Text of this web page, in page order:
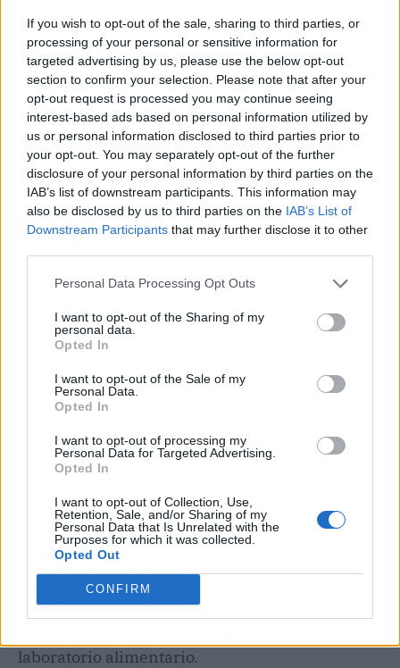
If you wish to opt-out of the sale, sharing to third parties, or
processing of your personal or sensitive information for
targeted advertising by us, please use the below opt-out
section to confirm your selection. Please note that after your
opt-out request is processed you may continue seeing
interest-based ads based on personal information utilized by
us or personal information disclosed to third parties prior to
your opt-out. You may separately opt-out of the further
disclosure of your personal information by third parties on the
IAB’s list of downstream participants. This information may
also be disclosed by us to third parties on the IAB’s List of
Downstream Participants that may further disclose it to other
Personal Data Processing Opt Outs
I want to opt-out of the Sharing of my
personal data.
Opted In
I want to opt-out of the Sale of my
Personal Data.
Opted In
I want to opt-out of processing my
Personal Data for Targeted Advertising.
Opted In
I want to opt-out of Collection, Use,
Retention, Sale, and/or Sharing of my
Personal Data that Is Unrelated with the
Purposes for which it was collected.
Opted Out
CONFIRM
Filtrado
ión
clásica
tecnológi
co
ado por
Sanidad
Perfil de
consumi
dor
Sumiller
y
coleccion
ista
Público
milenial
urbano
Tendenci
a global
en
Discover
El futuro de la innovación y las
nuevas tendencias de consumo
Las grandes bodegas del país observan ahora
asumiendo que los hábitos de las
nuevas
generaciones
estratégico auguran que la aparición del vino
azul es solo el primer síntoma de una
transformación irreversible en la coctelería
moderna.
El negocio global se desplaza hacia productos
con menor graduación alcohólica y un fuerte
componente estético diseñado específicamente
para triunfar en las redes visuales. Las marcas
que sobrevivan a la próxima década serán
aquellas capaces de hibridar el respeto por la
laboratorio alimentario.